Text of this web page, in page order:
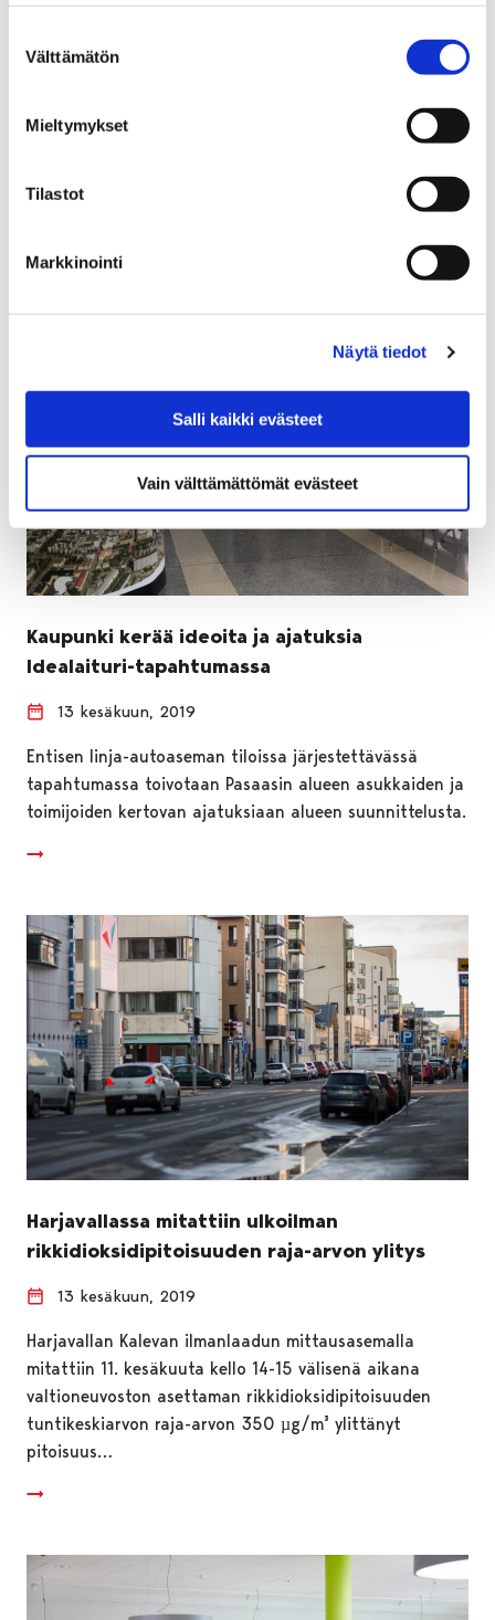
valinta
Välttämätön
Mieltymykset
Tilastot
Markkinointi
Näytä tiedot
Salli kaikki evästeet
Vain välttämättömät evästeet
Uudet opiskelijat on valittu Porin
13 kesäkuun, 2019
Lyseon lukioon on kevään 2019 yhteishaun perusteella
Kaupunki kerää ideoita ja ajatuksia
Idealaituri-tapahtumassa
13 kesäkuun, 2019
Entisen linja-autoaseman tiloissa järjestettävässä
tapahtumassa toivotaan Pasaasin alueen asukkaiden ja
toimijoiden kertovan ajatuksiaan alueen suunnittelusta.
Harjavallassa mitattiin ulkoilman
rikkidioksidipitoisuuden raja-arvon ylitys
13 kesäkuun, 2019
Harjavallan Kalevan ilmanlaadun mittausasemalla
mitattiin 11. kesäkuuta kello 14-15 välisenä aikana
valtioneuvoston asettaman rikkidioksidipitoisuuden
tuntikeskiarvon raja-arvon 350 µg/m³ ylittänyt
pitoisuus…